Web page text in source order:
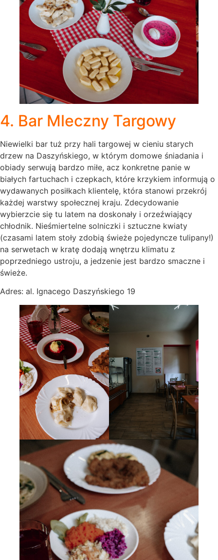
4. Bar Mleczny Targowy
Niewielki bar tuż przy hali targowej w cieniu starych
drzew na Daszyńskiego, w którym domowe śniadania i
obiady serwują bardzo miłe, acz konkretne panie w
białych fartuchach i czepkach, które krzykiem informują o
wydawanych posiłkach klientelę, która stanowi przekrój
każdej warstwy społecznej kraju. Zdecydowanie
wybierzcie się tu latem na doskonały i orzeźwiający
chłodnik. Nieśmiertelne solniczki i sztuczne kwiaty
(czasami latem stoły zdobią świeże pojedyncze tulipany!)
na serwetach w kratę dodają wnętrzu klimatu z
poprzedniego ustroju, a jedzenie jest bardzo smaczne i
świeże.
Adres: al. Ignacego Daszyńskiego 19